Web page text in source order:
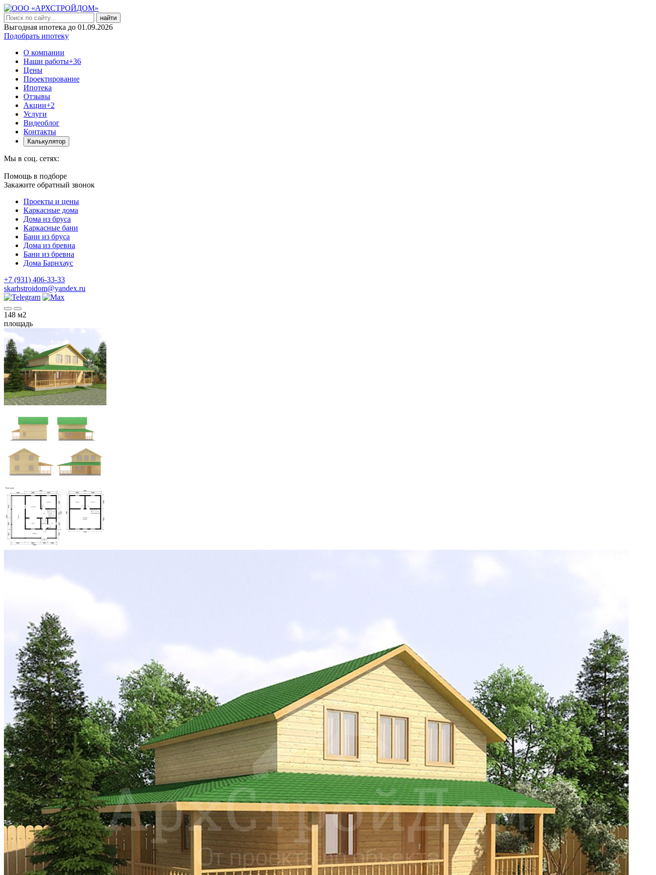
найти
Выгодная ипотека до 01.09.2026
Подобрать ипотеку
О компании
Наши работы+36
Цены
Проектирование
Ипотека
Отзывы
Акции+2
Услуги
Видеоблог
Контакты
Калькулятор
Мы в соц. сетях:
Помощь в подборе
Закажите обратный звонок
Проекты и цены
Каркасные дома
Дома из бруса
Каркасные бани
Бани из бруса
Дома из бревна
Бани из бревна
Дома Барнхаус
+7 (931) 406-33-33
skarhstroidom@yandex.ru
148 м2
площадь